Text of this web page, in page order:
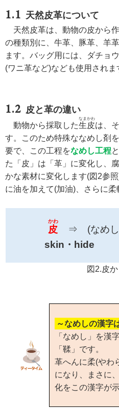
天然皮革について
天然皮革は、動物の皮から
の種類別に、牛革、豚革、羊
ます。バッグ用には、ダチョ
(ワニ革など)なども使用されま
皮と革の違い
動物から採取した生皮
なまかわ
は、
す。このため特殊ななめし剤を
要で、この工程をなめし工程
た「皮」は「革」に変化し、
かな素材に変化します(図2参
に油を加えて(加油)、さらに柔
皮
かわ
⇒ (なめ
skin・hide
図2.皮
～なめしの漢字
「なめし」を漢
「鞣」です。
革へんに柔(やわ
になり、まさに
化をこの漢字が